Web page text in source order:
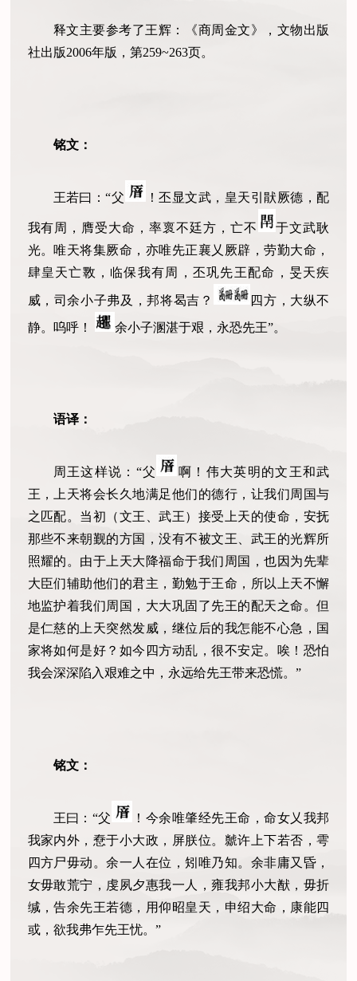
释文主要参考了王辉：《商周金文》，文物出版
社出版2006年版，第259~263页。
铭文：
王若曰：“父 ！丕显文武，皇天引猒厥德，配
我有周，膺受大命，率褱不廷方，亡不
于文武耿
光。唯天将集厥命，亦唯先正襄乂厥辟，劳勤大命，
肆皇天亡斁，临保我有周，丕巩先王配命，旻天疾
威，司余小子弗及，邦将曷吉？
四方，大纵不
静。呜呼！
余小子溷湛于艰，永恐先王”。
语译：
周王这样说：“父
啊！伟大英明的文王和武
王，上天将会长久地满足他们的德行，让我们周国与
之匹配。当初（文王、武王）接受上天的使命，安抚
那些不来朝觐的方国，没有不被文王、武王的光辉所
照耀的。由于上天大降福命于我们周国，也因为先辈
大臣们辅助他们的君主，勤勉于王命，所以上天不懈
地监护着我们周国，大大巩固了先王的配天之命。但
是仁慈的上天突然发威，继位后的我怎能不心急，国
家将如何是好？如今四方动乱，很不安定。唉！恐怕
我会深深陷入艰难之中，永远给先王带来恐慌。”
铭文：
王曰：“父
！今余唯肇经先王命，命女乂我邦
我家内外，憃于小大政，屏朕位。虩许上下若否，雩
四方尸毋动。余一人在位，矧唯乃知。余非庸又昏，
女毋敢荒宁，虔夙夕惠我一人，雍我邦小大猷，毋折
缄，告余先王若德，用仰昭皇天，申绍大命，康能四
或，欲我弗乍先王忧。”